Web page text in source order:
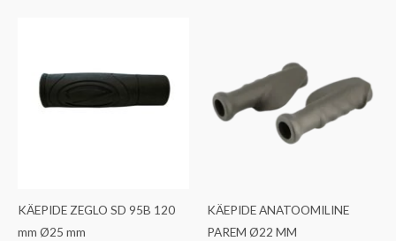
KÄEPIDE ZEGLO SD 95B 120
mm Ø25 mm
KÄEPIDE ANATOOMILINE
PAREM Ø22 MM